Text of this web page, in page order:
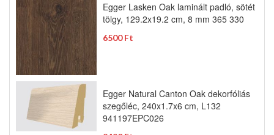
Egger Lasken Oak laminált padló, sötét
tölgy, 129.2x19.2 cm, 8 mm 365 330
6500 Ft
Egger Natural Canton Oak dekorfóliás
szegőléc, 240x1.7x6 cm, L132
941197EPC026